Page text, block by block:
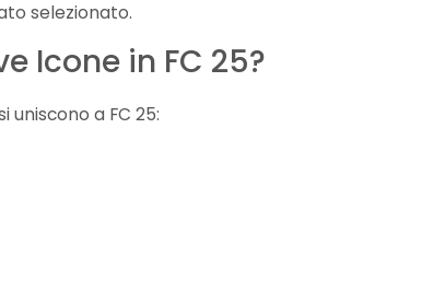
selezionato.
Icone in FC 25?
uniscono a FC 25: